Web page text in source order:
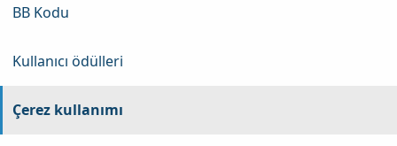
BB Kodu
Kullanıcı ödülleri
Çerez kullanımı